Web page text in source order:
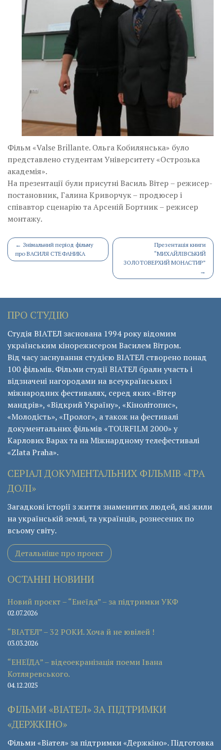
Фільм «Valse Brillante. Ольга Кобилянська» було
представлено студентам Університету «Острозька
академія».
На презентації були присутні Василь Вітер – режисер-
постановник, Галина Криворчук – продюсер і
співавтор сценарію та Арсеній Бортник – режисер
монтажу.
Post
navigation
← Знімальний період фільму
про ВАСИЛЯ СТЕФАНИКА
Презентація книги
“МИХАЙЛІВСЬКИЙ
ЗОЛОТОВЕРХИЙ МОНАСТИР”
→
ПРО СТУДІЮ
Студія ВІАТЕЛ заснована 1994 року відомим
українським кінорежисером Василем Вітром.
Від часу заснування студією ВІАТЕЛ створено понад
100 фільмів. Фільми студії ВІАТЕЛ брали участь і
відзначені нагородами на всеукраїнських і
міжнародних фестивалях, серед яких «Вітер
мандрів», «Відкрий Україну», «Кінолітопис»,
«Молодість», «Пролог», а також на фестивалі
документальних фільмів «ТОURFILM 2000» у
Карлових Варах та на Міжнардному телефестивалі
«Zlata Praha».
СЕРІАЛ ДОКУМЕНТАЛЬНИХ ФІЛЬМІВ «ГРА
ДОЛІ»
Загадкові історії з життя знаменитих людей, які жили
на українській землі, та українців, рознесених по
всьому світу.
Детальніше про проект
ОСТАННІ НОВИНИ
Новий проєкт – “Енеїда” – за підтримки УКФ
02.07.2026
“ВІАТЕЛ” – 32 РОКИ. Хоча й не ювілей !
03.03.2026
“ЕНЕЇДА” – відеоекранізація поеми Івана
Котляревського.
04.12.2025
ФІЛЬМИ «ВІАТЕЛ» ЗА ПІДТРИМКИ
«ДЕРЖКІНО»
Фільми «Віател» за підтримки «Держкіно». Підготовка